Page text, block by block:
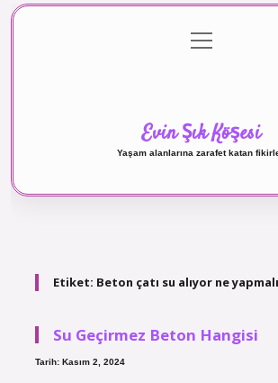
Gizlilik Politikası
menüyü
aç
Evin Şık Köşesi
Yaşam alanlarına zarafet katan
Etiket: Beton çatı su alıyor ne
Su Geçirmez Beton Hangisi
Tarih: Kasım 2, 2024